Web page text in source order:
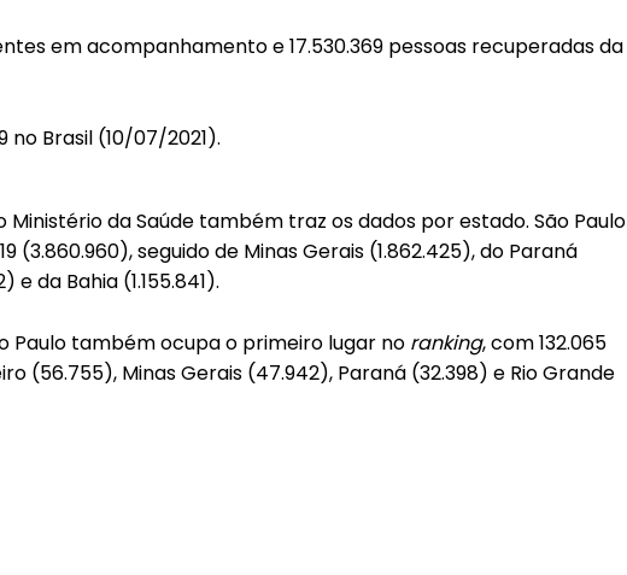
em acompanhamento e 17.530.369 pessoas recuperadas da
da Saúde também traz os dados por estado. São Paulo
(3.860.960), seguido de Minas Gerais (1.862.425), do Paraná
e da Bahia (1.155.841).
Paulo também ocupa o primeiro lugar no ranking, com 132.065
(56.755), Minas Gerais (47.942), Paraná (32.398) e Rio Grande